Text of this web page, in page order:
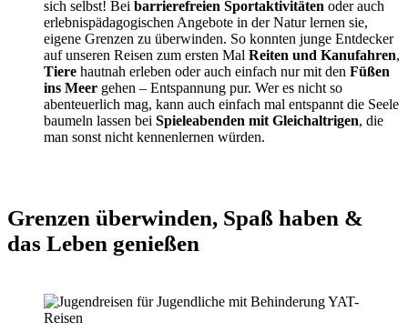
sich selbst! Bei barrierefreien Sportaktivitäten oder auch
erlebnispädagogischen Angebote in der Natur lernen sie,
eigene Grenzen zu überwinden. So konnten junge Entdecker
auf unseren Reisen zum ersten Mal Reiten und Kanufahren,
Tiere hautnah erleben oder auch einfach nur mit den Füßen
ins Meer gehen – Entspannung pur. Wer es nicht so
abenteuerlich mag, kann auch einfach mal entspannt die Seele
baumeln lassen bei Spieleabenden mit Gleichaltrigen, die
man sonst nicht kennenlernen würden.
Grenzen überwinden, Spaß haben &
das Leben genießen